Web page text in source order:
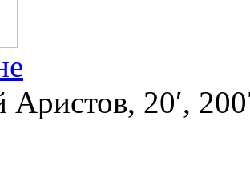
Аристов, 20′,